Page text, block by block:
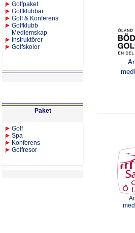
Golfpaket
Golfklubbar
Golf & Konferens
Golfklubb
Medlemskap
Instruktörer
Golfskolor
Paket
Golf
Spa
Konferens
Golfresor